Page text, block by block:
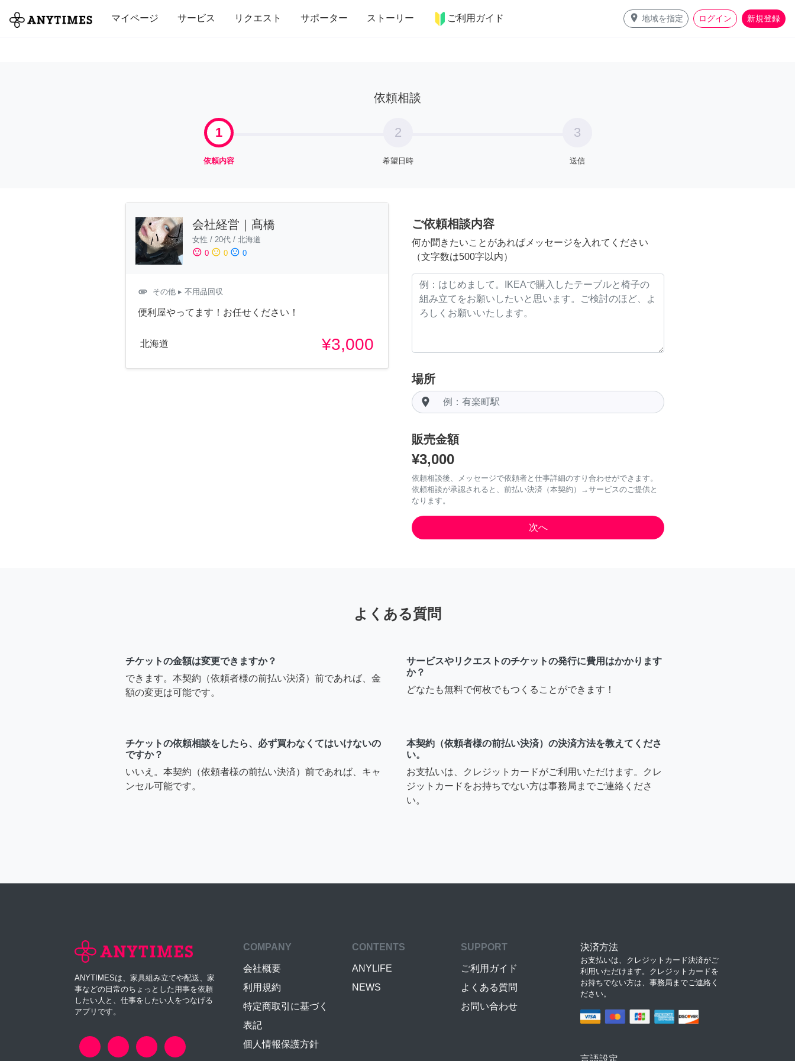
マイページ サービス リクエスト サポーター ストーリー ご利用ガイド place 地域を指定 ログイン 新規登録
全て 修理・組立 家事 引っ越し インテリア 趣味・習い事 ペット 料理
依頼相談
1
依頼内容
2
希望日時
3
送信
会社経営｜髙橋
女性 / 20代 / 北海道
sentiment_satisfied 0 sentiment_neutral 0 sentiment_dissatisfied 0
attachment その他 ▸ 不用品回収
便利屋やってます！お任せください！
北海道 ¥3,000
ご依頼相談内容
何か聞きたいことがあればメッセージを入れてください
（文字数は500字以内）
場所
room
販売金額
¥3,000
依頼相談後、メッセージで依頼者と仕事詳細のすり合わせができます。
依頼相談が承認されると、前払い決済（本契約）→サービスのご提供と
なります。
よくある質問
チケットの金額は変更できますか？
できます。本契約（依頼者様の前払い決済）前であれば、金
額の変更は可能です。
サービスやリクエストのチケットの発行に費用はかかります
か？
どなたも無料で何枚でもつくることができます！
チケットの依頼相談をしたら、必ず買わなくてはいけないの
ですか？
いいえ。本契約（依頼者様の前払い決済）前であれば、キャ
ンセル可能です。
本契約（依頼者様の前払い決済）の決済方法を教えてくださ
い。
お支払いは、クレジットカードがご利用いただけます。クレ
ジットカードをお持ちでない方は事務局までご連絡くださ
い。
ANYTIMESは、家具組み立てや配送、家
事などの日常のちょっとした用事を依頼
したい人と、仕事をしたい人をつなげる
アプリです。
COMPANY
会社概要
利用規約
特定商取引に基づく
表記
個人情報保護方針
CONTENTS
ANYLIFE
NEWS
SUPPORT
ご利用ガイド
よくある質問
お問い合わせ
決済方法
お支払いは、クレジットカード決済がご
利用いただけます。クレジットカードを
お持ちでない方は、事務局までご連絡く
ださい。
言語設定